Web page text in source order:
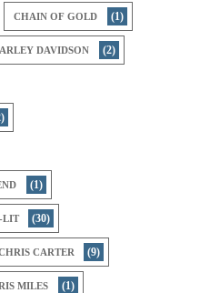
CHAIN OF GOLD (1)
DAVIDSON (2)
(1)
LIT (30)
CARTER (9)
MILES (1)